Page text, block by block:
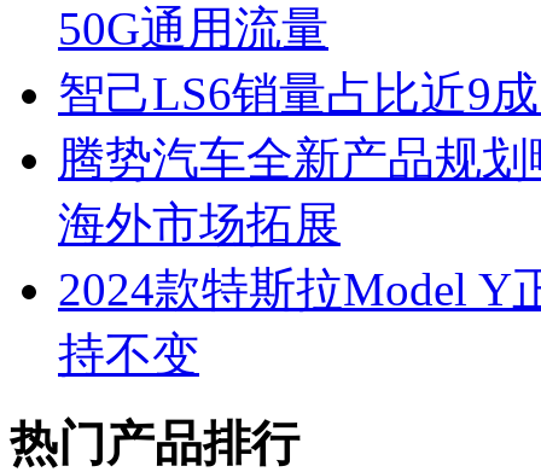
50G通用流量
智己LS6销量占比近9
腾势汽车全新产品规
海外市场拓展
2024款特斯拉Model Y
持不变
热门产品排行